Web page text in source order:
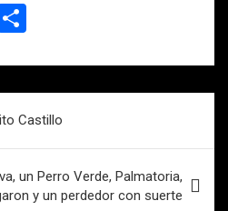
s
m
ar
tir
Castillo
un Perro Verde, Palmatoria,
y un perdedor con suerte